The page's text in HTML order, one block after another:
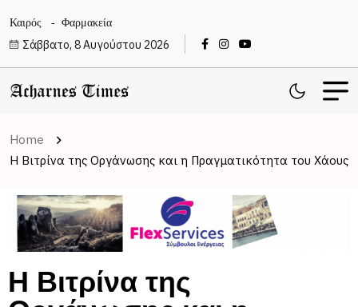
Καιρός Φαρμακεία
Σάββατο, 8 Αυγούστου 2026
Home
Η Βιτρίνα της Οργάνωσης και η Πραγματικότητα του Χάους
Η Βιτρίνα της